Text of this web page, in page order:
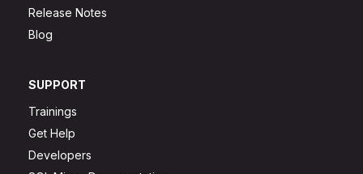
Release Notes
Blog
SUPPORT
Trainings
Get Help
Developers